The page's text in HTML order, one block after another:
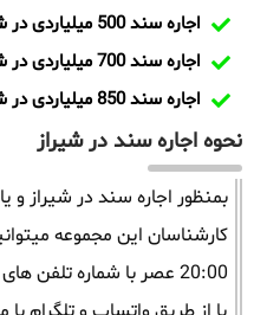
اجاره سند 500 میلیاردی در شیراز
اجاره سند 700 میلیاردی در شیراز
اجاره سند 850 میلیاردی در شیراز
نحوه اجاره سند در شیراز
بمنظور اجاره سند در شیراز و
20:00 عصر با شماره